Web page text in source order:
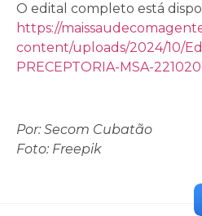
O edital completo está
https://
content/uploads/2024/10/
PRECEPTORIA-MSA-
Por: Secom Cubatão
Foto: Freepik